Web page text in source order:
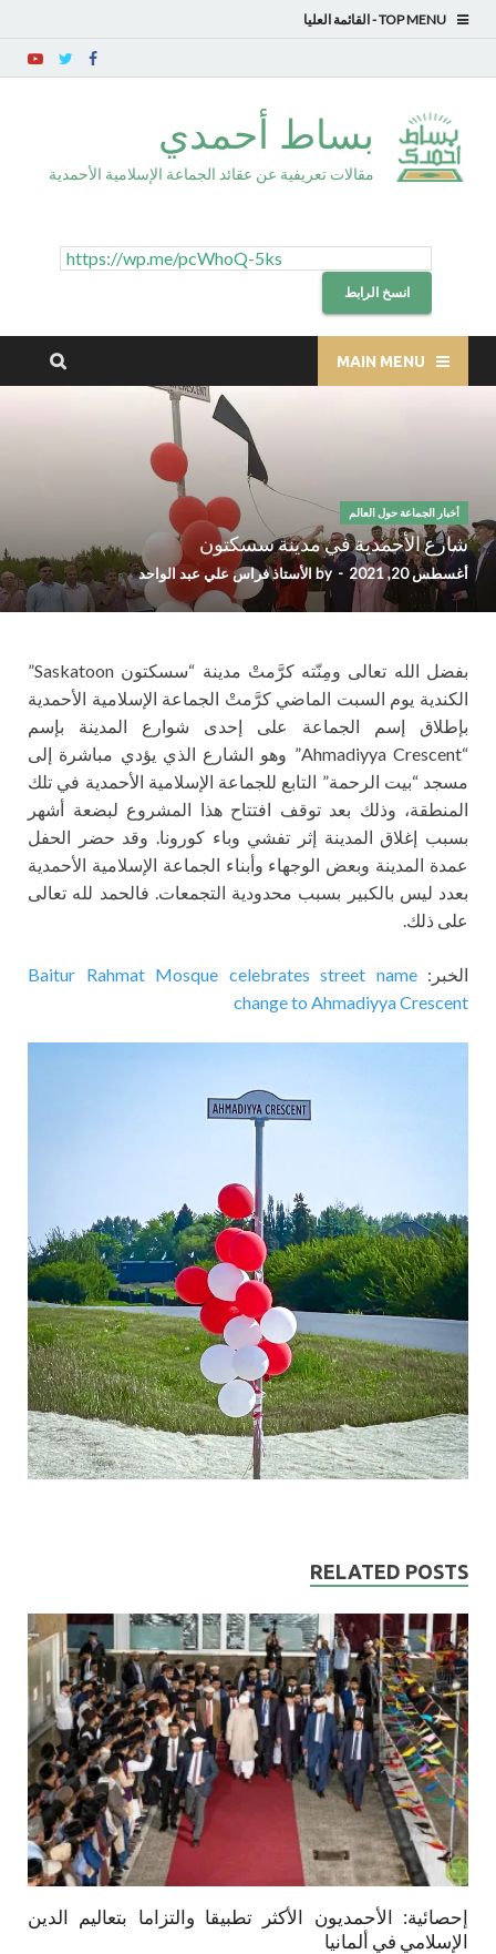
TOP MENU
بساط أحمدي
مقالات تعريفية عن عقائد الجماعة الإسلامية الأحمدية
انسخ الرابط
MAIN MENU
أخبار الجماعة حول العالم
شارع الأحمدية في مدينة سسكتون
أغسطس 20, 2021 -
by الأستاذ فراس علي عبد الواحد
بفضل الله تعالى ومِنّته كرَّمتْ مدينة “سسكتون Saskatoon”
الكندية يوم السبت الماضي كرَّمتْ الجماعة الإسلامية الأحمدية
بإطلاق إسم الجماعة على إحدى شوارع المدينة بإسم
“Ahmadiyya Crescent” وهو الشارع الذي يؤدي مباشرة إلى
مسجد “بيت الرحمة” التابع للجماعة الإسلامية الأحمدية في تلك
المنطقة، وذلك بعد توقف افتتاح هذا المشروع لبضعة أشهر
بسبب إغلاق المدينة إثر تفشي وباء كورونا. وقد حضر الحفل
عمدة المدينة وبعض الوجهاء وأبناء الجماعة الإسلامية الأحمدية
بعدد ليس بالكبير بسبب محدودية التجمعات. فالحمد لله تعالى
على ذلك.
الخبر: Baitur Rahmat Mosque celebrates street name
change to Ahmadiyya Crescent
RELATED POSTS
إحصائية: الأحمديون الأكثر تطبيقا والتزاما بتعاليم الدين
الإسلامي في ألمانيا